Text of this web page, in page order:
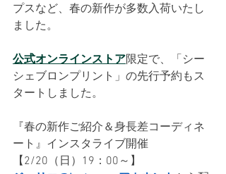
プスなど、春の新作が多数入荷いたし
ました。
公式オンラインストア限定で、「シー
シェブロンプリント」の先行予約もス
タートしました。
『春の新作ご紹介＆身長差コーディネ
ート』インスタライブ開催
【2/20（日）19：00～】